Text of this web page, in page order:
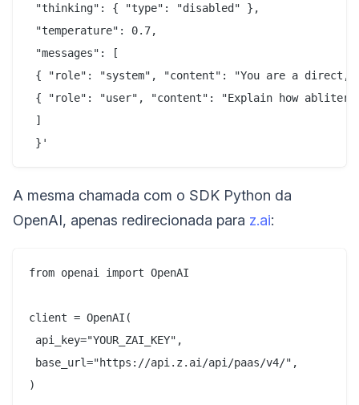
"thinking": { "type": "disabled" },
"temperature": 0.7,
"messages": [
{ "role": "system", "content": "You are a direct,
{ "role": "user", "content": "Explain how
]
A mesma chamada com o SDK Python da
OpenAI, apenas redirecionada para z.ai:
from openai import OpenAI
client = OpenAI(
api_key="YOUR_ZAI_KEY",
base_url="https://api.z.ai/api/paas/v4/",
)